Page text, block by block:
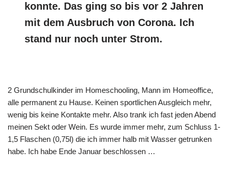
konnte. Das ging so bis vor 2 Jahren
mit dem Ausbruch von Corona. Ich
stand nur noch unter Strom.
2 Grundschulkinder im Homeschooling, Mann im Homeoffice,
alle permanent zu Hause. Keinen sportlichen Ausgleich mehr,
wenig bis keine Kontakte mehr. Also trank ich fast jeden Abend
meinen Sekt oder Wein. Es wurde immer mehr, zum Schluss 1-
1,5 Flaschen (0,75l) die ich immer halb mit Wasser getrunken
habe. Ich habe Ende Januar beschlossen …